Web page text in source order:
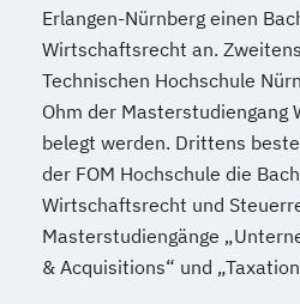
Erlangen-Nürnberg einen
Wirtschaftsrecht an.
Technischen Hochschule
Ohm der Masterstudiengang
belegt werden. Drittens
der FOM Hochschule die
Wirtschaftsrecht und
Masterstudiengänge
& Acquisitions“ und